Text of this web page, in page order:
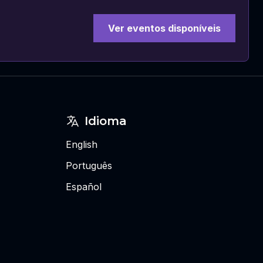
Ver eventos disponíveis
Idioma
English
Português
Español